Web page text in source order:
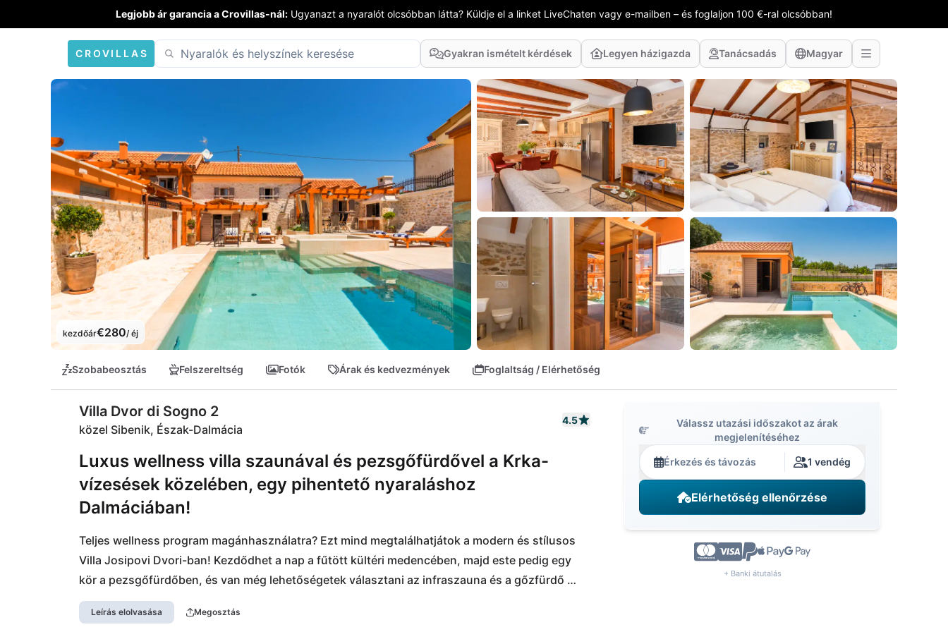
Legjobb ár garancia a Crovillas-nál: Ugyanazt a nyaralót olcsóbban látta? Küldje el a linket LiveChaten vagy e-mailben – és foglaljon 100 €-ral olcsóbban!
CROVILLAS Gyakran ismételt kérdések Legyen házigazda Tanácsadás Magyar
kezdőár€280/ éj
Szobabeosztás Felszereltség Fotók Árak és kedvezmények Foglaltság / Elérhetőség
Villa Dvor di Sogno 2
közel Sibenik, Észak-Dalmácia
4.5
Luxus wellness villa szaunával és pezsgőfürdővel a Krka-
vízesések közelében, egy pihentető nyaraláshoz
Dalmáciában!
Teljes wellness program magánhasználatra? Ezt mind megtalálhatjátok a modern és stílusos
Villa Josipovi Dvori-ban! Kezdődhet a nap a fűtött kültéri medencében, majd este pedig egy
kör a pezsgőfürdőben, és van még lehetőségetek választani az infraszauna és a gőzfürdő
között is. Itt nincs más választásotok, mint teljesen kikapcsolódni! Közvetlenül a Krka Nemzeti
Park és a Skradin tengeröböl kapujában találjátok magatokat, hogy csodálatos vízeséseket és
Leírás elolvasása Megosztás
Válassz utazási időszakot az árak
megjelenítéséhez
Érkezés és távozás 1 vendég
Elérhetőség ellenőrzése
+ Banki átutalás